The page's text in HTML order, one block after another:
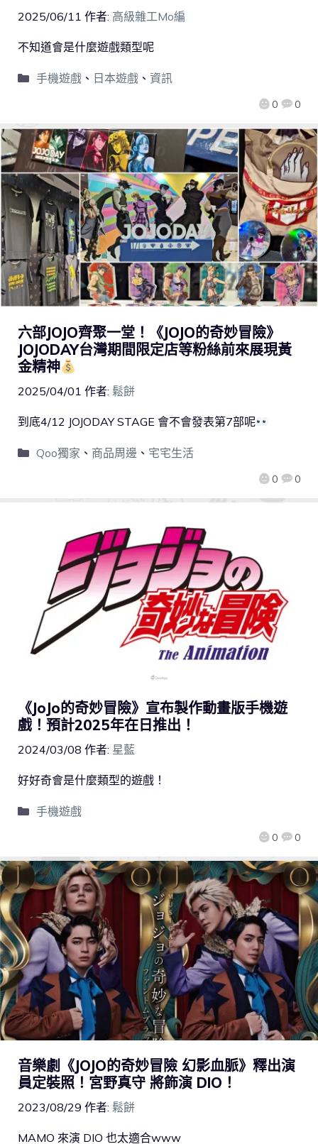
2025/06/11 作者: 高級雜工Mo編
0 0
不知道會是什麼遊戲類型呢
手機遊戲、 日本遊戲、 資訊
六部JOJO齊聚一堂！《JOJO的奇妙冒險》
JOJODAY台灣期間限定店等粉絲前來展現黃
金精神
2025/04/01 作者: 鬆餅
0 0
到底4/12 JOJODAY STAGE 會不會發表第7部呢
Qoo獨家 、 商品周邊 、 宅宅生活
《JoJo的奇妙冒險》宣布製作動畫版手機遊
戲！預計2025年在日推出！
2024/03/08 作者: 星藍
0 0
好好奇會是什麼類型的遊戲！
手機遊戲
音樂劇《JOJO的奇妙冒險 幻影血脈》釋出演
員定裝照！宮野真守 將飾演 DIO！
2023/08/29 作者: 鬆餅
MAMO 來演 DIO 也太適合www